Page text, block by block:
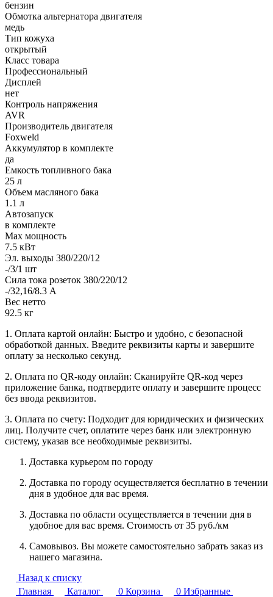
бензин
Обмотка альтернатора двигателя
медь
Тип кожуха
открытый
Класс товара
Профессиональный
Дисплей
нет
Контроль напряжения
AVR
Производитель двигателя
Foxweld
Аккумулятор в комплекте
да
Емкость топливного бака
25 л
Объем масляного бака
1.1 л
Автозапуск
в комплекте
Max мощность
7.5 кВт
Эл. выходы 380/220/12
-/3/1 шт
Сила тока розеток 380/220/12
-/32,16/8.3 А
Вес нетто
92.5 кг
1. Оплата картой онлайн: Быстро и удобно, с безопасной
обработкой данных. Введите реквизиты карты и завершите
оплату за несколько секунд.
2. Оплата по QR-коду онлайн: Сканируйте QR-код через
приложение банка, подтвердите оплату и завершите процесс
без ввода реквизитов.
3. Оплата по счету: Подходит для юридических и физических
лиц. Получите счет, оплатите через банк или электронную
систему, указав все необходимые реквизиты.
Доставка курьером по городу
Доставка по городу осуществляется бесплатно в течении
дня в удобное для вас время.
Доставка по области осуществляется в течении дня в
удобное для вас время. Стоимость от 35 руб./км
Самовывоз. Вы можете самостоятельно забрать заказ из
нашего магазина.
Назад к списку
Главная
Каталог 0 Корзина 0 Избранные